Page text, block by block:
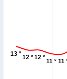
13 °
12 °12 °
11 ° 11